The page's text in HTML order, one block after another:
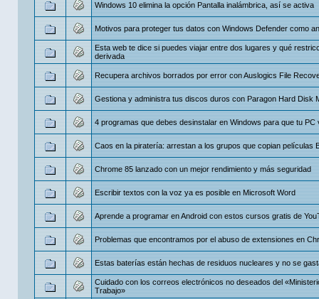
Windows 10 elimina la opción Pantalla inalámbrica, así se activa
Motivos para proteger tus datos con Windows Defender como
Esta web te dice si puedes viajar entre dos lugares y qué
derivada
Recupera archivos borrados por error con Auslogics File
Gestiona y administra tus discos duros con Paragon Hard Disk
4 programas que debes desinstalar en Windows para que tu PC
Caos en la piratería: arrestan a los grupos que copian películas
Chrome 85 lanzado con un mejor rendimiento y más seguridad
Escribir textos con la voz ya es posible en Microsoft Word
Aprende a programar en Android con estos cursos gratis de
Problemas que encontramos por el abuso de extensiones en
Estas baterías están hechas de residuos nucleares y no se
Cuidado con los correos electrónicos no deseados del
Trabajo»